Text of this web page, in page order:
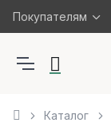
Покупателям
Каталог